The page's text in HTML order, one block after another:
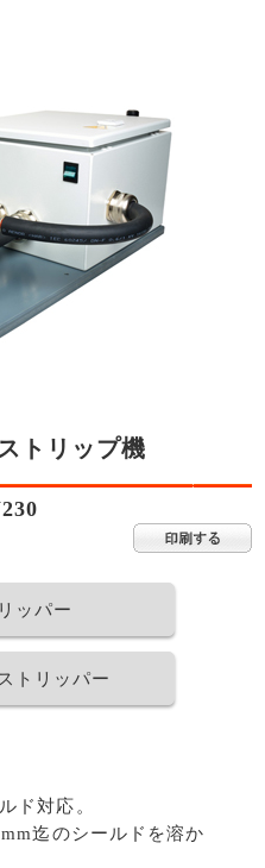
トリップ機
ッパー
トリッパー
ド対応。
迄のシールドを溶か